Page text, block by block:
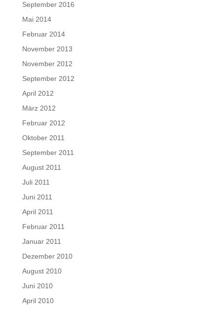
September 2016
Mai 2014
Februar 2014
November 2013
November 2012
September 2012
April 2012
März 2012
Februar 2012
Oktober 2011
September 2011
August 2011
Juli 2011
Juni 2011
April 2011
Februar 2011
Januar 2011
Dezember 2010
August 2010
Juni 2010
April 2010